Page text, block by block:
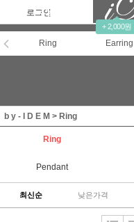
로그인 회원가입
+ 2,000원
Ring Earring
b y - I D E M > Ring
Ring
Pendant
최신순 낮은가격